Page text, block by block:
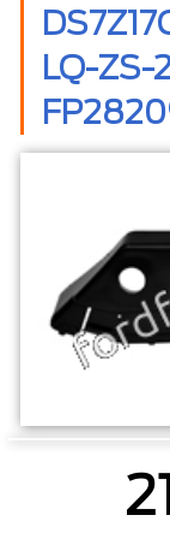
LQ-ZS-